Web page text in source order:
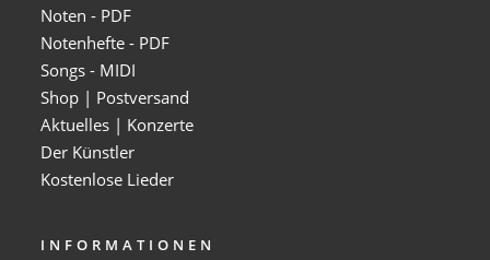
Noten - PDF
Notenhefte - PDF
Songs - MIDI
Shop | Postversand
Aktuelles | Konzerte
Der Künstler
Kostenlose Lieder
INFORMATIONEN